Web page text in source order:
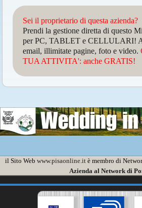
Sei il proprietario di questa azienda?
Prendi la gestione diretta di questo
per PC, TABLET e CELLULARI!
email, illimitate pagine, foto e video.
TUA ATTIVITA': anche GRATIS!
il Sito Web www.pisaonline.itè membro di
Azienda al Network di